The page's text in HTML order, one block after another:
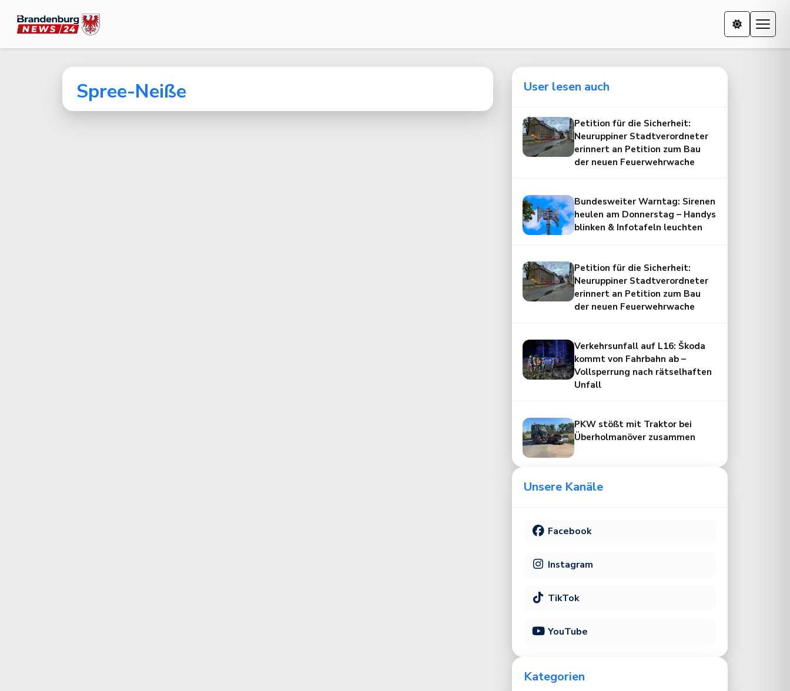
Spree-Neiße User lesen auch
Petition für die Sicherheit:
Neuruppiner Stadtverordneter
erinnert an Petition zum Bau
der neuen Feuerwehrwache
Bundesweiter Warntag: Sirenen
heulen am Donnerstag – Handys
blinken & Infotafeln leuchten
Petition für die Sicherheit:
Neuruppiner Stadtverordneter
erinnert an Petition zum Bau
der neuen Feuerwehrwache
Verkehrsunfall auf L16: Škoda
kommt von Fahrbahn ab –
Vollsperrung nach rätselhaften
Unfall
PKW stößt mit Traktor bei
Überholmanöver zusammen
Unsere Kanäle
Facebook
Instagram
TikTok
YouTube
Kategorien